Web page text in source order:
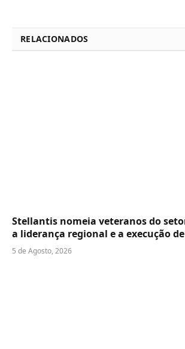
RELACIONADOS
Stellantis nomeia veteranos do
a liderança regional e a execução
5 de Agosto, 2026